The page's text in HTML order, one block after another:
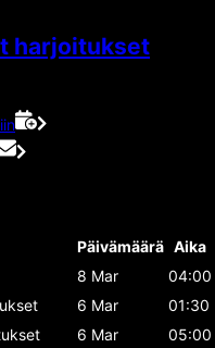
harjoitukset
Päivämäärä Aika
8 Mar
04:00
6 Mar
01:30
6 Mar
05:00